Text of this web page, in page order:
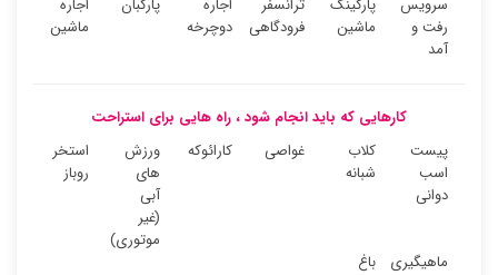
سرویس
رفت و
آمد
پارکینگ
ماشین
ترانسفر
فرودگاهی
اجاره
دوچرخه
پارکبان
اجاره
ماشین
کارهایی که باید انجام شود ، راه هایی برای استراحت
پیست
اسب
دوانی
کلاب
شبانه
غواصی کارائوکه
ورزش
های
آبی
(غیر
موتوری)
استخر
روباز
ماهیگیری باغ